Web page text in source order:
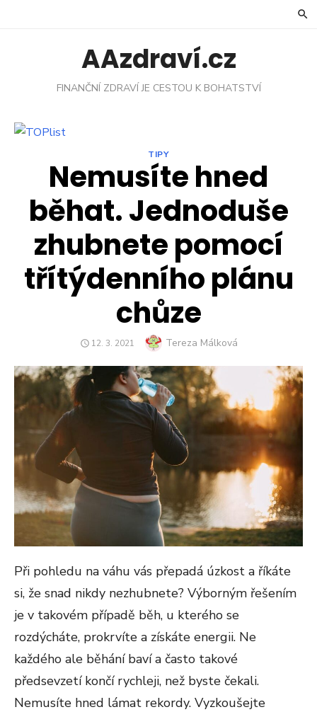
AAzdraví.cz
FINANČNÍ ZDRAVÍ JE CESTOU K BOHATSTVÍ
TIPY
Nemusíte hned
běhat. Jednoduše
zhubnete pomocí
třítýdenního plánu
chůze
POSTED
12. 3. 2021 Author
Tereza Málková
Při pohledu na váhu vás přepadá úzkost a říkáte
si, že snad nikdy nezhubnete? Výborným řešením
je v takovém případě běh, u kterého se
rozdýcháte, prokrvíte a získáte energii. Ne
každého ale běhání baví a často takové
předsevzetí končí rychleji, než byste čekali.
Nemusíte hned lámat rekordy. Vyzkoušejte